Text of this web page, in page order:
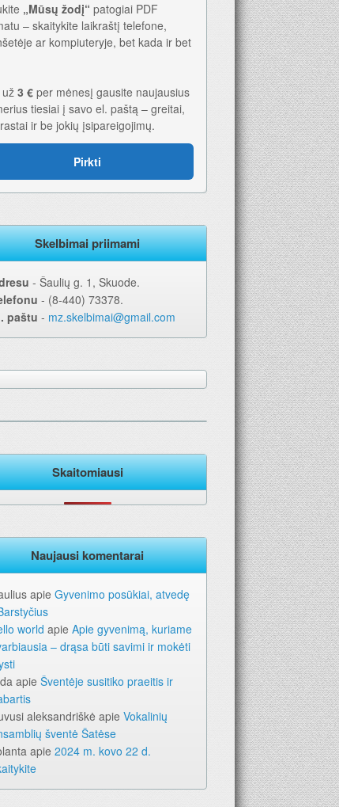
„Mūsų žodį“ patogiai PDF
– skaitykite laikraštį telefone,
ar kompiuteryje, bet kada ir bet
už 3 € per mėnesį gausite naujausius
tiesiai į savo el. paštą – greitai,
ir be jokių įsipareigojimų.
Pirkti
Skelbimai priimami
‐ Šaulių g. 1, Skuode.
‐ (8-440) 73378.
paštu ‐ mz.skelbimai@gmail.com
Skaitomiausi
Naujausi komentarai
apie Gyvenimo posūkiai, atvedę
world apie Apie gyvenimą, kuriame
– drąsa būti savimi ir mokėti
apie Šventėje susitiko praeitis ir
aleksandriškė apie Vokalinių
šventė Šatėse
apie 2024 m. kovo 22 d.